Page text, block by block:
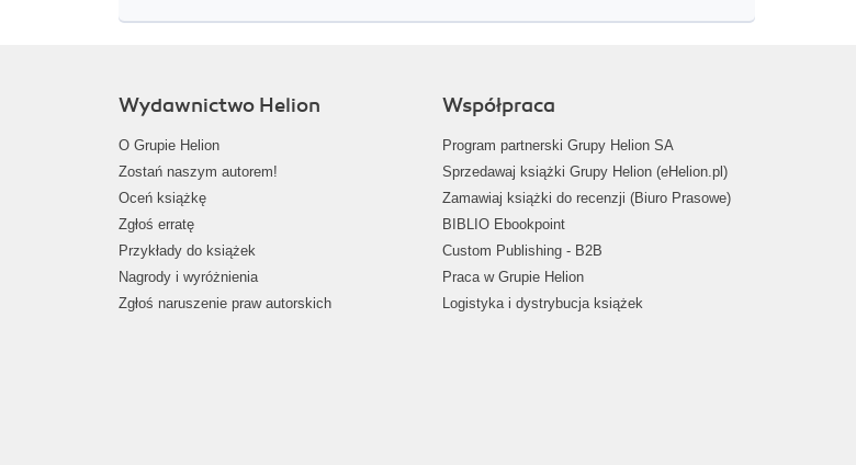
Wydawnictwo Helion
O Grupie Helion
Zostań naszym autorem!
Oceń książkę
Zgłoś erratę
Przykłady do książek
Nagrody i wyróżnienia
Zgłoś naruszenie praw autorskich
Współpraca
Program partnerski Grupy Helion SA
Sprzedawaj książki Grupy Helion (eHelion.pl)
Zamawiaj książki do recenzji (Biuro Prasowe)
BIBLIO Ebookpoint
Custom Publishing - B2B
Praca w Grupie Helion
Logistyka i dystrybucja książek